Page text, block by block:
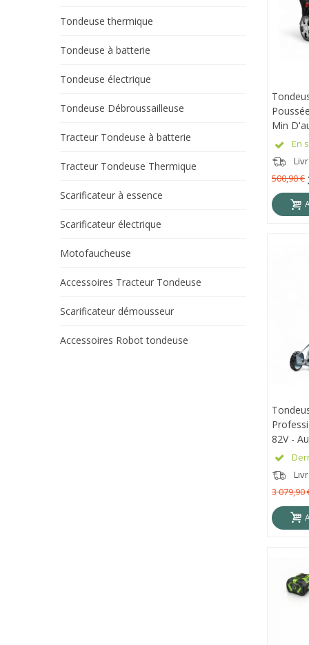
Tondeuse thermique
Tondeuse à batterie
Tondeuse électrique
Tondeuse Débroussailleuse
Tracteur Tondeuse à batterie
Tracteur Tondeuse Thermique
Scarificateur à essence
Scarificateur électrique
Motofaucheuse
Accessoires Tracteur Tondeuse
Scarificateur démousseur
Accessoires Robot tondeuse
Min
En
500,90 €
82V -
Coupe
3 079,90